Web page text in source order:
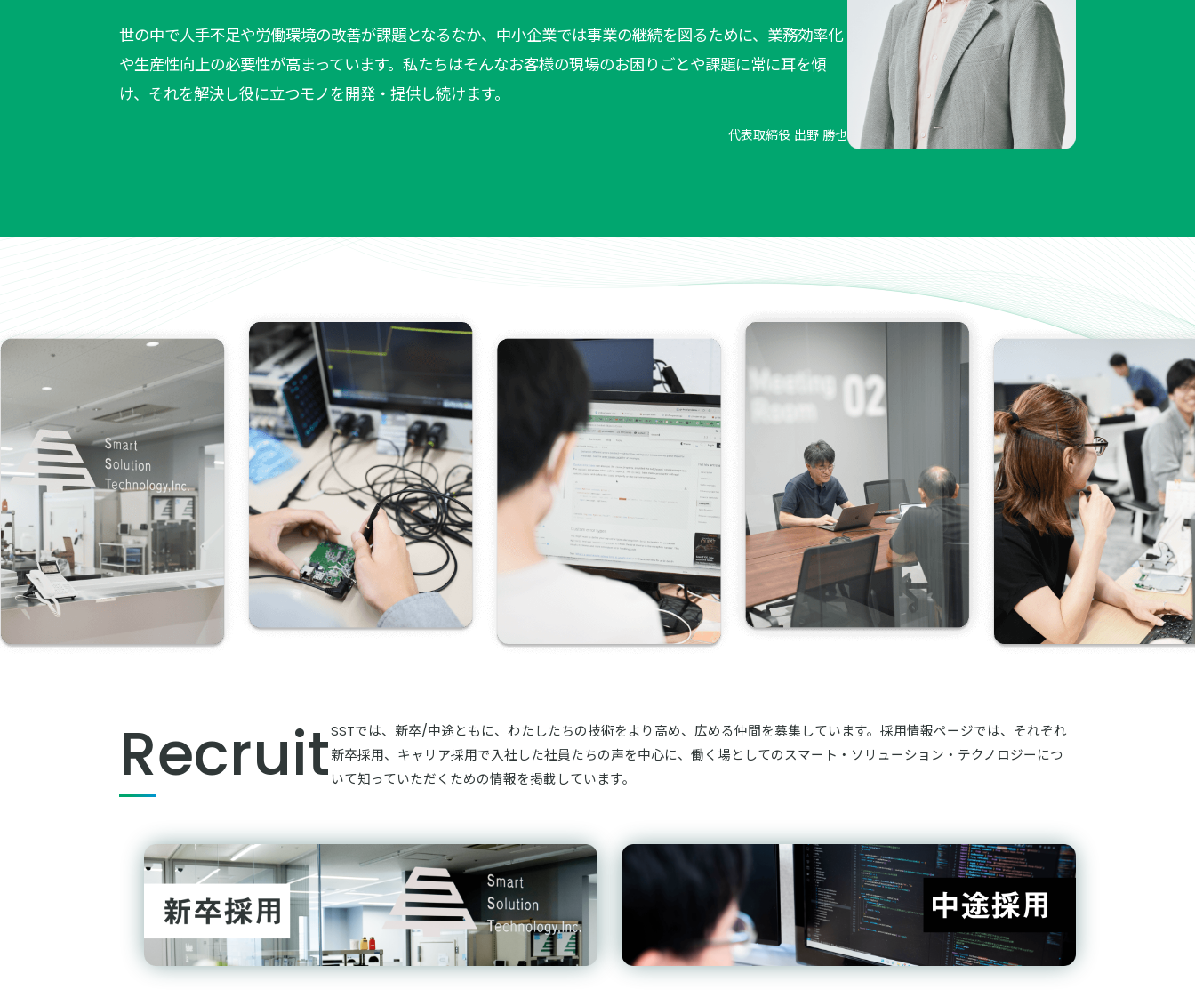
世の中で人手不足や労働環境の改善が課題となるなか、中小企業では事業の継続を図るために、業務効率化
や生産性向上の必要性が高まっています。私たちはそんなお客様の現場のお困りごとや課題に常に耳を傾
け、それを解決し役に立つモノを開発・提供し続けます。
代表取締役 出野 勝也
RecruitSSTでは、新卒/中途ともに、わたしたちの技術をより高め、広める仲間を募集しています。採用情報ページでは、それぞれ
新卒採用、キャリア採用で入社した社員たちの声を中心に、働く場としてのスマート・ソリューション・テクノロジーにつ
いて知っていただくための情報を掲載しています。